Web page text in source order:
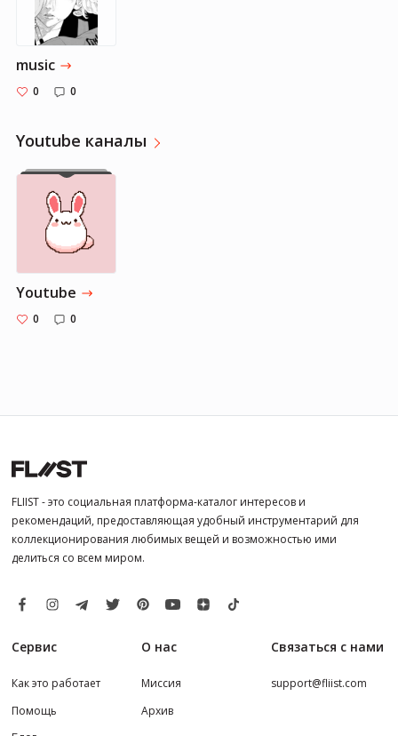
music
0 0
Youtube каналы
Youtube
0 0
FLIIST - это социальная платформа-каталог интересов и
рекомендаций, предоставляющая удобный инструментарий для
коллекционирования любимых вещей и возможностью ими
делиться со всем миром.
Сервис
Как это работает
Помощь
О нас
Миссия
Архив
Связаться с нами
support@fliist.com